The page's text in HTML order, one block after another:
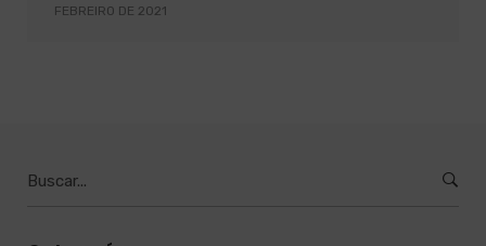
FEBREIRO DE 2021